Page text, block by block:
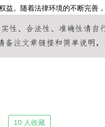
益。随着法律环境的不断完善
10 人收藏